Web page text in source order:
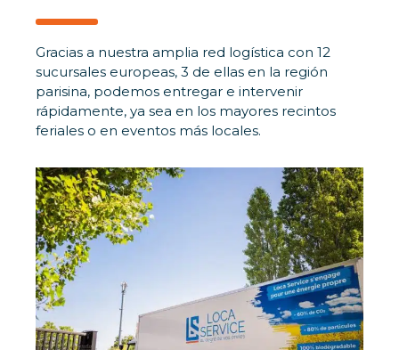
Gracias a nuestra amplia red logística con 12
sucursales europeas, 3 de ellas en la región
parisina, podemos entregar e intervenir
rápidamente, ya sea en los mayores recintos
feriales o en eventos más locales.